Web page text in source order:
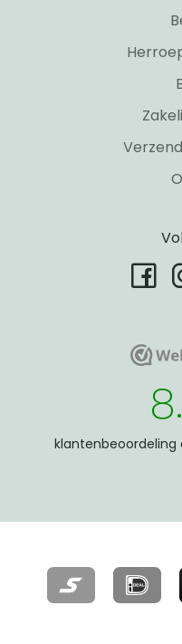
WebwinkelKeur
klantenbeoordeling